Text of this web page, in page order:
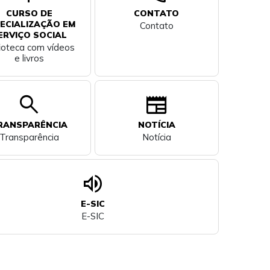
CURSO DE
EM
SOCIAL
com vídeos
e livros
CONTATO
Contato
search
Transparência
newspaper
NOTÍCIA
Notícia
volume_up
E-SIC
E-SIC